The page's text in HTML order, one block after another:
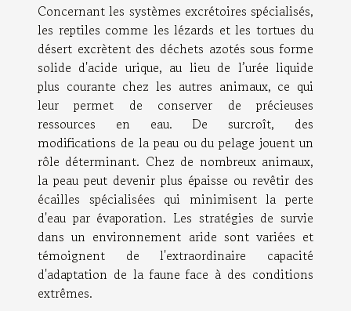
Concernant les systèmes excrétoires spécialisés,
les reptiles comme les lézards et les tortues du
désert excrètent des déchets azotés sous forme
solide d'acide urique, au lieu de l’urée liquide
plus courante chez les autres animaux, ce qui
leur permet de conserver de précieuses
ressources en eau. De surcroît, des
modifications de la peau ou du pelage jouent un
rôle déterminant. Chez de nombreux animaux,
la peau peut devenir plus épaisse ou revêtir des
écailles spécialisées qui minimisent la perte
d'eau par évaporation. Les stratégies de survie
dans un environnement aride sont variées et
témoignent de l'extraordinaire capacité
d'adaptation de la faune face à des conditions
extrêmes.